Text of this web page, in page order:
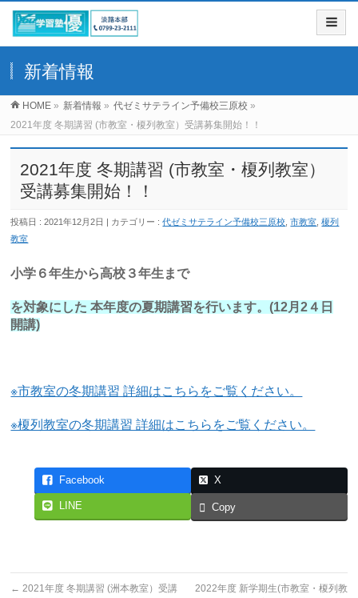
新着情報
HOME » 新着情報 » 代ゼミサテライン予備校三原校 »
2021年度 冬期講習 (市教室・榎列教室）受講募集開始！！
2021年度 冬期講習 (市教室・榎列教室）
受講募集開始！！
投稿日 : 2021年12月2日 カテゴリー :代ゼミサテライン予備校三原校 ,市教室 ,榎列
教室
小学６年生から高校３年生まで
を対象にした 本年度の夏期講習を行います。(12月2４日
開講)
※市教室の冬期講習 詳細はこちらをご覧ください。
※榎列教室の冬期講習 詳細はこちらをご覧ください。
Facebook X
LINE Copy
← 2021年度 冬期講習 (洲本教室）受講
2022年度 新学期生(市教室・榎列教